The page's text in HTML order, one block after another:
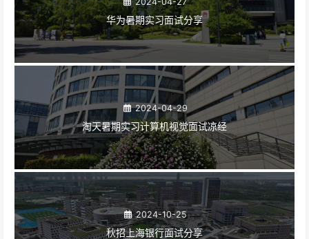
华为暑期实习面试分享
2024-04-29
淘天暑期实习计算机视觉面试凉经
2024-10-25
秋招上海银行面试分享